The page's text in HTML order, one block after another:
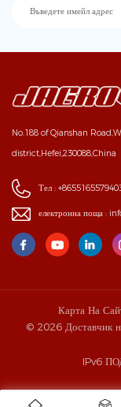
No.188 of Qianshan
district,Hefei,230088,China
Тел :
електронна поща :
Карта На
© 2026 Доставчик
IPv6